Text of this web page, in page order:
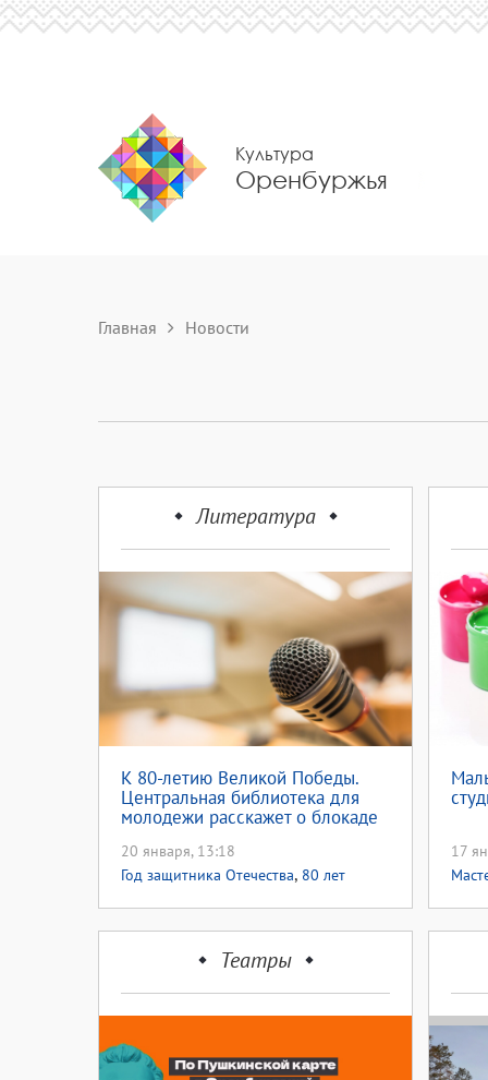
Культура
Оренбуржья
Главная Новости
Литература
К 80-летию Великой Победы.
Центральная библиотека для
молодежи расскажет о блокаде
20 января, 13:18
Год защитника Отечества, 80 лет
17
Театры